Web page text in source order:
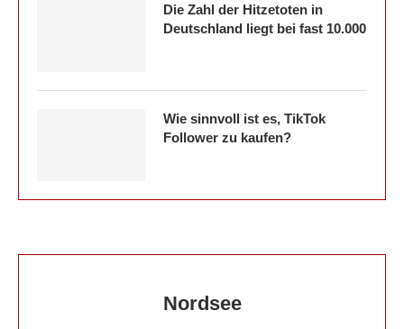
Die Zahl der Hitzetoten in
Deutschland liegt bei fast 10.000
Wie sinnvoll ist es, TikTok
Follower zu kaufen?
Nordsee